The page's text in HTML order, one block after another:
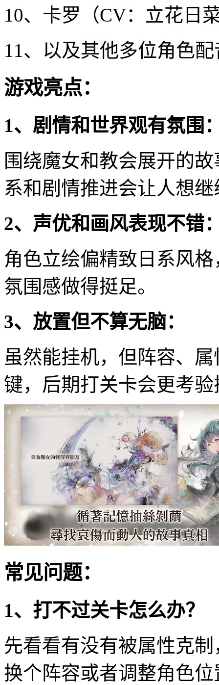
10、卡罗（CV：立花日
11、以及其他多位角色
游戏亮点：
1、剧情和世界观有氛围
围绕魔女和教会展开的
系和剧情推进会让人想
2、声优和画风表现不错
角色立绘偏精致日系风
氛围感做得挺足。
3、放置但不算无脑：
虽然能挂机，但阵容、
键，后期打关卡会更考验
常见问题：
1、打不过关卡怎么办？
先看看有没有被属性克
换个阵容或者调整角色位